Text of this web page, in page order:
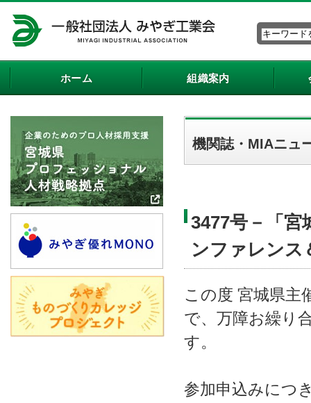
ホーム 組織案内
機関誌・MIAニュ
3477号－「宮
ンファレンス
この度 宮城県主
で、万障お繰り
す。
参加申込みにつ